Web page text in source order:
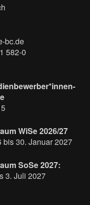
bc.de
582-0
WiSe 2026/27
bis 30. Januar 2027
SoSe 2027:
3. Juli 2027